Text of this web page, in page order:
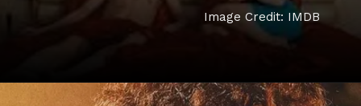
Image Credit: IMDB